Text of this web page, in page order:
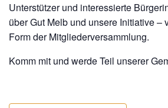
Unterstützer und interessierte
über Gut Melb und unsere Initiative –
Form der Mitgliederversammlung.
Komm mit und werde Teil unserer